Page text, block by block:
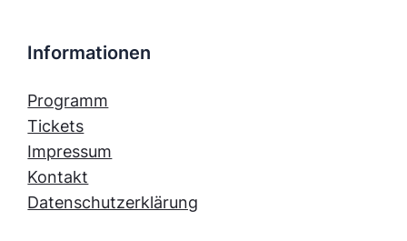
Informationen
Programm
Tickets
Impressum
Kontakt
Datenschutzerklärung